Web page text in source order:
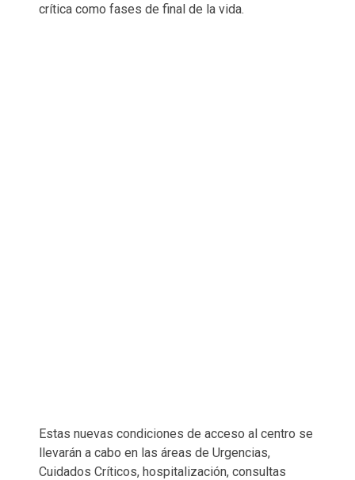
crítica como fases de final de la vida.
Estas nuevas condiciones de acceso al centro se
llevarán a cabo en las áreas de Urgencias,
Cuidados Críticos, hospitalización, consultas